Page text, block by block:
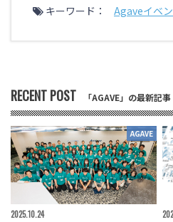
キーワード：
Agaveイベ
RECENT POST 「AGAVE」の最新記事
AGAVE
2025.10.24